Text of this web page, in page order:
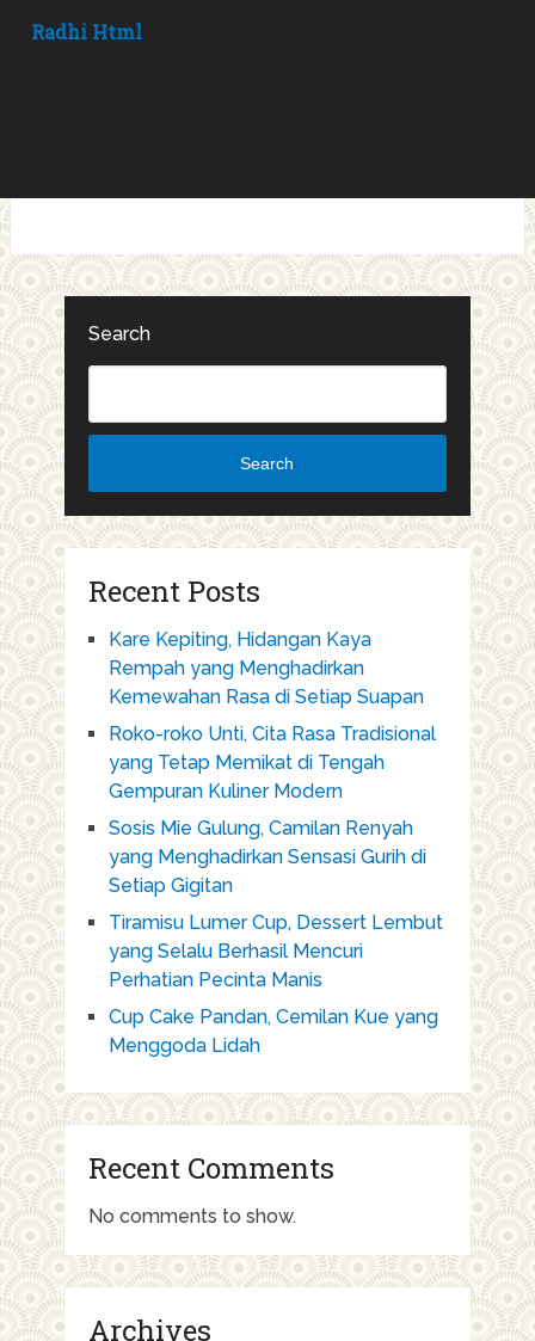
Radhi Html
Search
Search
Recent Posts
Kare Kepiting, Hidangan Kaya
Rempah yang Menghadirkan
Kemewahan Rasa di Setiap Suapan
Roko-roko Unti, Cita Rasa Tradisional
yang Tetap Memikat di Tengah
Gempuran Kuliner Modern
Sosis Mie Gulung, Camilan Renyah
yang Menghadirkan Sensasi Gurih di
Setiap Gigitan
Tiramisu Lumer Cup, Dessert Lembut
yang Selalu Berhasil Mencuri
Perhatian Pecinta Manis
Cup Cake Pandan, Cemilan Kue yang
Menggoda Lidah
Recent Comments
No comments to show.
Archives